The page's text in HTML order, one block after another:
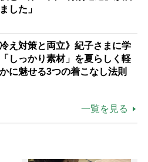
した」
冷え対策と両立》紀子さまに学
しっかり素材」を夏らしく軽
に魅せる3つの着こなし法則
一覧を見る